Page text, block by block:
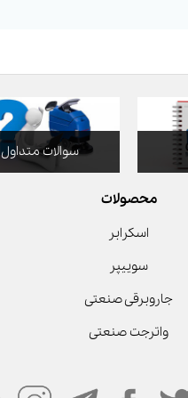
سوالات متداول
محصولات
اسکرابر
سوییپر
جاروبرقی صنعتی
واترجت صنعتی